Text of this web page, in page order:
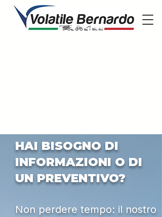
HAI BISOGNO DI
INFORMAZIONI O DI
UN PREVENTIVO?
Non perdere tempo: il nostro